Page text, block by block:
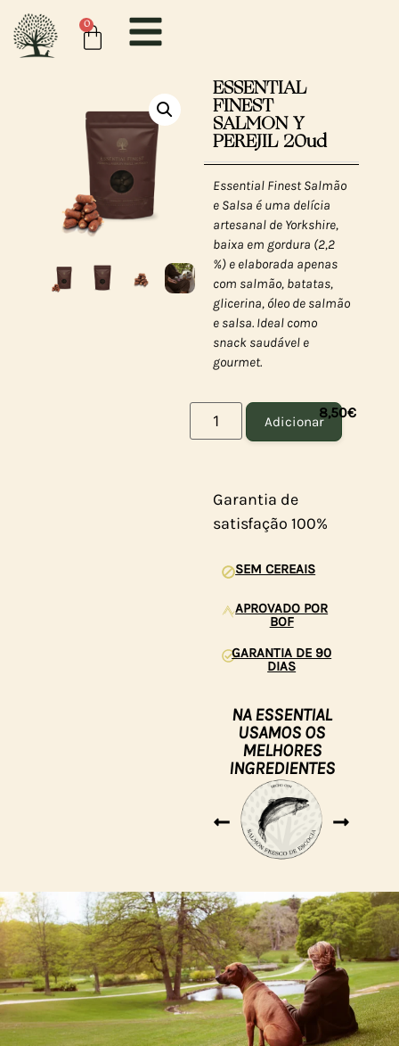
0
ESSENTIAL
FINEST
SALMON Y
PEREJIL 20ud
Essential Finest Salmão
e Salsa é uma delícia
artesanal de Yorkshire,
baixa em gordura (2,2
%) e elaborada apenas
com salmão, batatas,
glicerina, óleo de salmão
e salsa. Ideal como
snack saudável e
gourmet.
Adicionar
8,50€
Garantia de
satisfação 100%
SEM CEREAIS
APROVADO POR
BOF
GARANTIA DE 90
DIAS
NA ESSENTIAL
USAMOS OS
MELHORES
INGREDIENTES